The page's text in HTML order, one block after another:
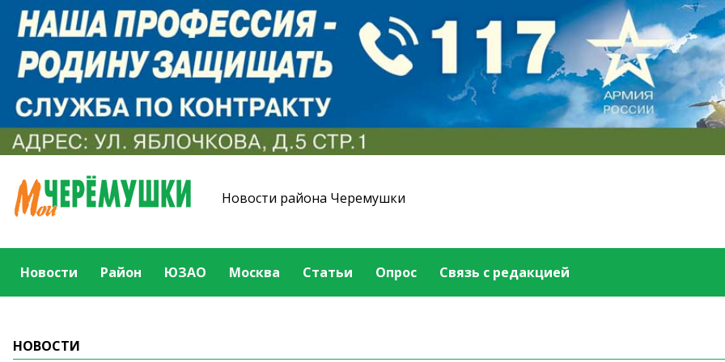
Новости района Черемушки
Новости Район ЮЗАО Москва Статьи Опрос Связь с редакцией
НОВОСТИ